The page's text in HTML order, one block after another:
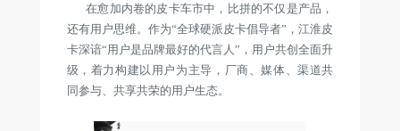
在愈加内卷的皮卡车市中，比拼的不仅是产品，
还有用户思维。作为“全球硬派皮卡倡导者”，江淮皮
卡深谙“用户是品牌最好的代言人”，用户共创全面升
级，着力构建以用户为主导，厂商、媒体、渠道共
同参与、共享共荣的用户生态。